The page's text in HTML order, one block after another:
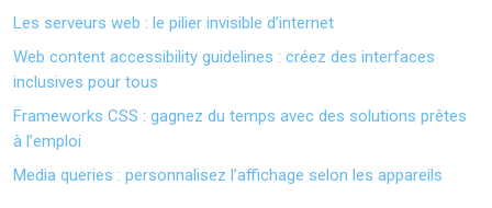
Les serveurs web : le pilier invisible d’internet
Web content accessibility guidelines : créez des interfaces
inclusives pour tous
Frameworks CSS : gagnez du temps avec des solutions prêtes
à l’emploi
Media queries : personnalisez l’affichage selon les appareils